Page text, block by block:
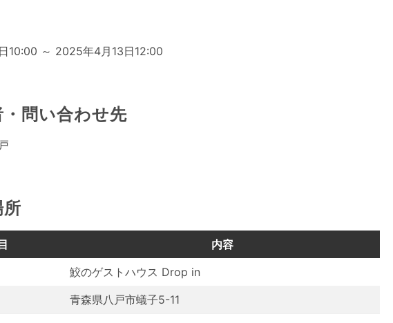
10:00 ～ 2025年4月13日12:00
・問い合わせ先
内容
鮫のゲストハウス Drop in
青森県八戸市蟻子5-11